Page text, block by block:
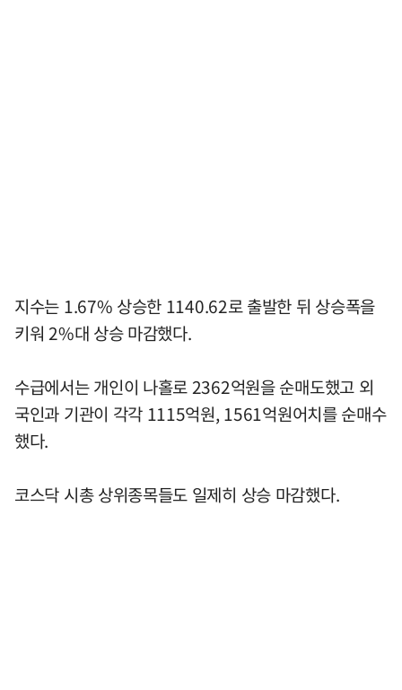
지수는 1.67% 상승한 1140.62로 출발한 뒤 상승폭을
키워 2%대 상승 마감했다.
수급에서는 개인이 나홀로 2362억원을 순매도했고 외
국인과 기관이 각각 1115억원, 1561억원어치를 순매수
했다.
코스닥 시총 상위종목들도 일제히 상승 마감했다.